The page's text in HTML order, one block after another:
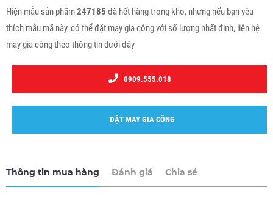
Hiện mẫu sản phẩm247185 đã hết hàng trong kho, nhưng nếu bạn yêu
thích mẫu mã này, có thể đặt may gia công với số lượng nhất định, liên hệ
may gia công theo thông tin dưới đây
0909.555.018
ĐẶT MAY GIA CÔNG
Thông tin mua hàng Đánh giá Chia sẻ